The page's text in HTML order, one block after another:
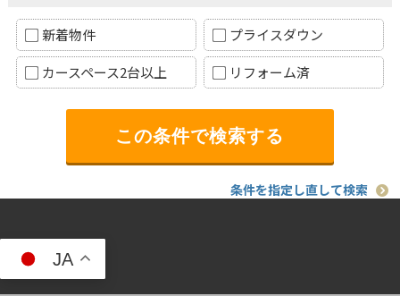
新着物件
プライスダウン
カースペース2台以上
リフォーム済
条件を指定し直して検索
JA